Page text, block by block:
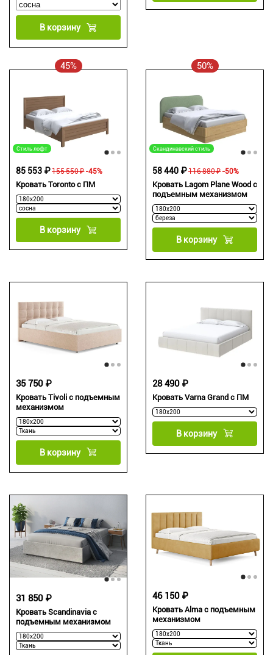
В корзину
45%
Стиль лофт
Кровать Toronto с ПМ
155 550 ₽
85 553 ₽ -45%
В корзину
50%
Скандинавский стиль
Кровать Lagom Plane Wood с
подъемным механизмом
116 880 ₽
58 440 ₽ -50%
В корзину
Кровать Tivoli с подъемным
механизмом
35 750 ₽
В корзину
Кровать Varna Grand с ПМ
28 490 ₽
В корзину
Кровать Scandinavia с
подъемным механизмом
31 850 ₽
Кровать Alma с подъемным
механизмом
46 150 ₽